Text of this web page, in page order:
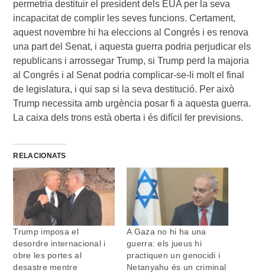
permetria destituir el president dels EUA per la seva
incapacitat de complir les seves funcions. Certament,
aquest novembre hi ha eleccions al Congrés i es renova
una part del Senat, i aquesta guerra podria perjudicar els
republicans i arrossegar Trump, si Trump perd la majoria
al Congrés i al Senat podria complicar-se-li molt el final
de legislatura, i qui sap si la seva destitució. Per això
Trump necessita amb urgència posar fi a aquesta guerra.
La caixa dels trons està oberta i és difícil fer previsions.
RELACIONATS
Trump imposa el
desordre internacional i
obre les portes al
desastre mentre
A Gaza no hi ha una
guerra: els jueus hi
practiquen un genocidi i
Netanyahu és un criminal